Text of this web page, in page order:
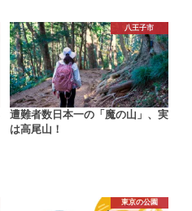
八王子市
遭難者数日本一の「魔の山」、実
は高尾山！
東京の公園